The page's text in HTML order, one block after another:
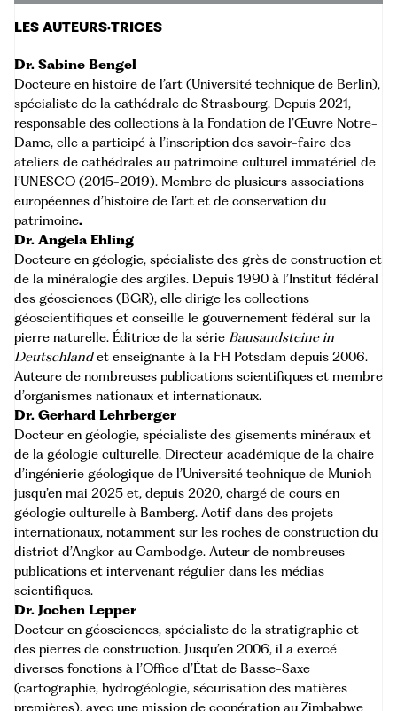
LES AUTEURS·TRICES
Dr. Sabine Bengel
Docteure en histoire de l’art (Université technique de Berlin),
spécialiste de la cathédrale de Strasbourg. Depuis 2021,
responsable des collections à la Fondation de l’Œuvre Notre-
Dame, elle a participé à l’inscription des savoir-faire des
ateliers de cathédrales au patrimoine culturel immatériel de
l’UNESCO (2015-2019). Membre de plusieurs associations
européennes d’histoire de l’art et de conservation du
patrimoine.
Dr. Angela Ehling
Docteure en géologie, spécialiste des grès de construction et
de la minéralogie des argiles. Depuis 1990 à l’Institut fédéral
des géosciences (BGR), elle dirige les collections
géoscientifiques et conseille le gouvernement fédéral sur la
pierre naturelle. Éditrice de la série Bausandsteine in
Deutschlandet enseignante à la FH Potsdam depuis 2006.
Auteure de nombreuses publications scientifiques et membre
d’organismes nationaux et internationaux.
Dr. Gerhard Lehrberger
Docteur en géologie, spécialiste des gisements minéraux et
de la géologie culturelle. Directeur académique de la chaire
d’ingénierie géologique de l’Université technique de Munich
jusqu’en mai 2025 et, depuis 2020, chargé de cours en
géologie culturelle à Bamberg. Actif dans des projets
internationaux, notamment sur les roches de construction du
district d’Angkor au Cambodge. Auteur de nombreuses
publications et intervenant régulier dans les médias
scientifiques.
Dr. Jochen Lepper
Docteur en géosciences, spécialiste de la stratigraphie et
des pierres de construction. Jusqu’en 2006, il a exercé
diverses fonctions à l’Office d’État de Basse-Saxe
(cartographie, hydrogéologie, sécurisation des matières
premières), avec une mission de coopération au Zimbabwe